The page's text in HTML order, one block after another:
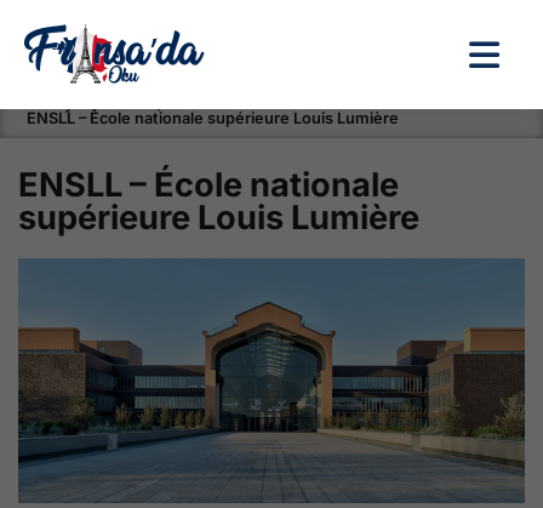
ENSLL – École nationale supérieure Louis Lumière
ENSLL – École nationale
supérieure Louis Lumière